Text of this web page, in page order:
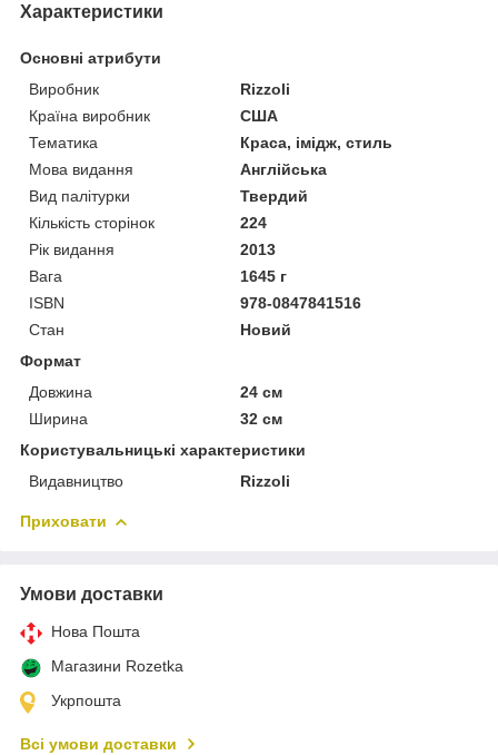
Характеристики
Основні атрибути
Виробник
Rizzoli
Країна виробник
США
Тематика
Краса, імідж, стиль
Мова видання
Англійська
Вид палітурки
Твердий
Кількість сторінок
224
Рік видання
2013
Вага
1645 г
ISBN
978-0847841516
Стан
Новий
Формат
Довжина
24 см
Ширина
32 см
Користувальницькі характеристики
Видавництво
Rizzoli
Приховати
Умови доставки
Нова Пошта
Магазини Rozetka
Укрпошта
Всі умови доставки